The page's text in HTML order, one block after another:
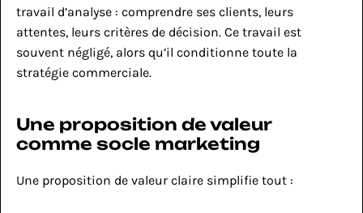
travail d’analyse : comprendre ses clients, leurs
attentes, leurs critères de décision. Ce travail est
souvent négligé, alors qu’il conditionne toute la
stratégie commerciale.
Une proposition de valeur
comme socle marketing
Une proposition de valeur claire simplifie tout :